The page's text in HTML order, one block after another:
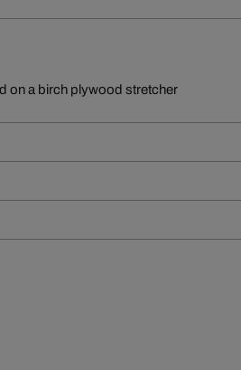
on a birch plywood stretcher